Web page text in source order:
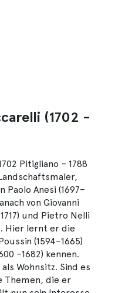
(1702 -
Pitigliano – 1788
Anesi (1697–
von Giovanni
und Pietro Nelli
Hier lernt er die
(1594–1665)
–1682) kennen.
Wohnsitz. Sind es
Themen, die er